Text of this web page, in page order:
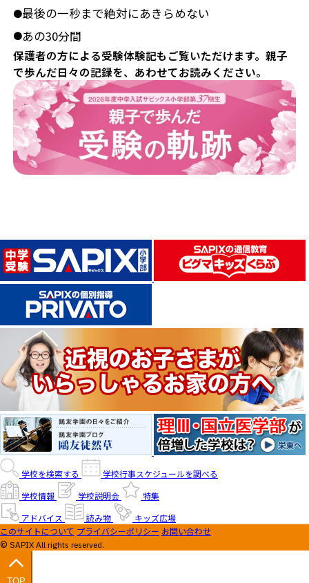
●最後の一秒まで絶対にあきらめない
●あの30分間
保護者の方による受験体験記もご覧いただけます。親子
で歩んだ日々の記録を、あわせてお読みください。
学校を検索する
学校行事スケジュールを調べる
学校情報
学校説明会
特集
アドバイス
読み物
キッズ広場
このサイトについて プライバシーポリシー お問い合わせ
© SAPIX All rights reserved.